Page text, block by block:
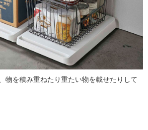
物を積み重ねたり重たい物を載せたりして